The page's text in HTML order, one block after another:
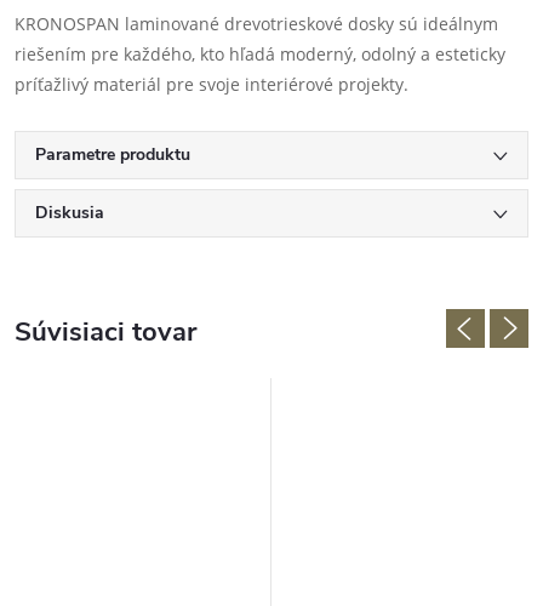
KRONOSPAN laminované drevotrieskové dosky sú ideálnym
riešením pre každého, kto hľadá moderný, odolný a esteticky
príťažlivý materiál pre svoje interiérové projekty.
Parametre produktu
Diskusia
Súvisiaci tovar